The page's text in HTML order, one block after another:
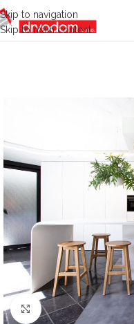
Skip to navigation
Skip to main content
Click to enlarge